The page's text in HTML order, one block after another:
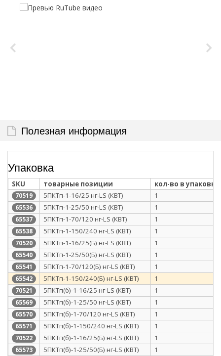
Полезная информация
Упаковка
SKU товарные позиции кол-во в упаковке
70519 5ПКТп-1-16/25 нг-LS (КВТ) 1
65536 5ПКТп-1-25/50 нг-LS (КВТ) 1
65537 5ПКТп-1-70/120 нг-LS (КВТ) 1
65538 5ПКТп-1-150/240 нг-LS (КВТ) 1
70520 5ПКТп-1-16/25(Б) нг-LS (КВТ) 1
65540 5ПКТп-1-25/50(Б) нг-LS (КВТ) 1
65541 5ПКТп-1-70/120(Б) нг-LS (КВТ) 1
65542 5ПКТп-1-150/240(Б) нг-LS (КВТ) 1
70521 5ПКТп(б)-1-16/25 нг-LS (КВТ) 1
65569 5ПКТп(б)-1-25/50 нг-LS (КВТ) 1
65570 5ПКТп(б)-1-70/120 нг-LS (КВТ) 1
65571 5ПКТп(б)-1-150/240 нг-LS (КВТ) 1
70522 5ПКТп(б)-1-16/25(Б) нг-LS (КВТ) 1
65573 5ПКТп(б)-1-25/50(Б) нг-LS (КВТ) 1